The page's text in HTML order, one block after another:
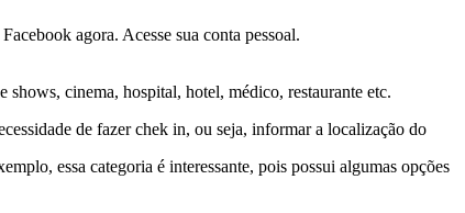
agora. Acesse sua conta pessoal.
shows, cinema, hospital, hotel, médico, restaurante etc.
de fazer chek in, ou seja, informar a localização do
essa categoria é interessante, pois possui algumas opções